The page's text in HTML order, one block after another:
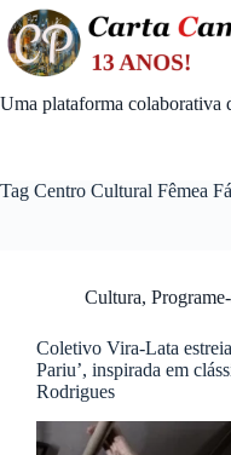
Skip
to
content
Uma plataforma colaborativa
Tag Centro Cultural Fêmea
Cultura,
Coletivo Vira-Lata
Pariu’, inspirada em
Rodrigues